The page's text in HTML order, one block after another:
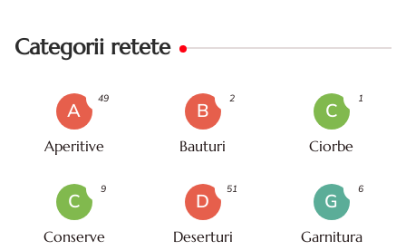
Categorii retete
A
Aperitive
49
B
Bauturi
2
C
Ciorbe
1
C
Conserve
9
D
Deserturi
51
G
Garnitura
6